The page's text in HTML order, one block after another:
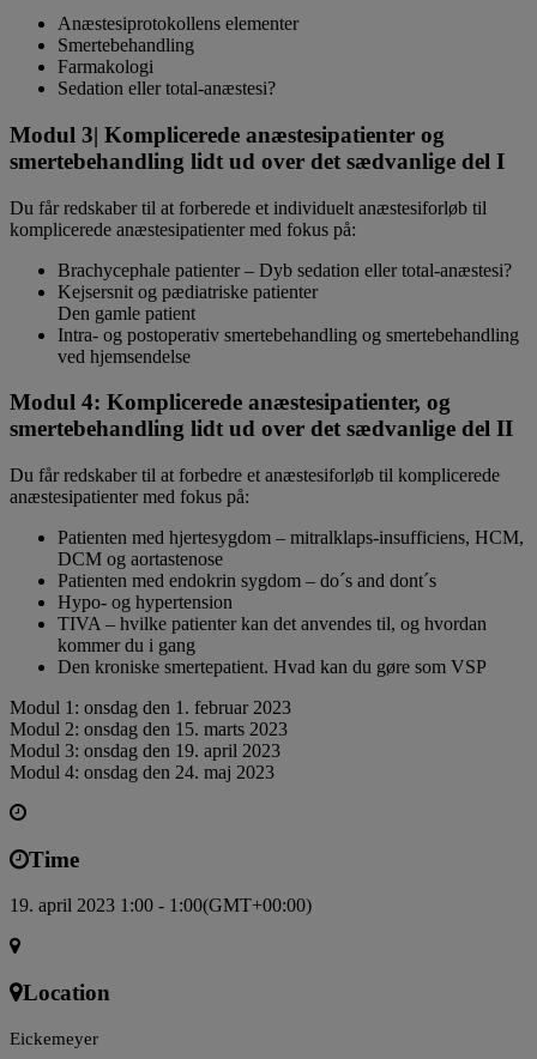
Anæstesiprotokollens elementer
Smertebehandling
Farmakologi
Sedation eller total-anæstesi?
Modul 3| Komplicerede anæstesipatienter og
smertebehandling lidt ud over det sædvanlige del I
Du får redskaber til at forberede et individuelt anæstesiforløb til
komplicerede anæstesipatienter med fokus på:
Brachycephale patienter – Dyb sedation eller total-anæstesi?
Kejsersnit og pædiatriske patienter
Den gamle patient
Intra- og postoperativ smertebehandling og smertebehandling
ved hjemsendelse
Modul 4: Komplicerede anæstesipatienter, og
smertebehandling lidt ud over det sædvanlige del II
Du får redskaber til at forbedre et anæstesiforløb til komplicerede
anæstesipatienter med fokus på:
Patienten med hjertesygdom – mitralklaps-insufficiens, HCM,
DCM og aortastenose
Patienten med endokrin sygdom – do´s and dont´s
Hypo- og hypertension
TIVA – hvilke patienter kan det anvendes til, og hvordan
kommer du i gang
Den kroniske smertepatient. Hvad kan du gøre som VSP
Modul 1: onsdag den 1. februar 2023
Modul 2: onsdag den 15. marts 2023
Modul 3: onsdag den 19. april 2023
Modul 4: onsdag den 24. maj 2023
Time
19. april 2023 1:00 - 1:00(GMT+00:00)
Location
Eickemeyer